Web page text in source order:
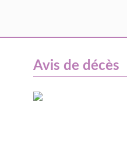
Avis de décès